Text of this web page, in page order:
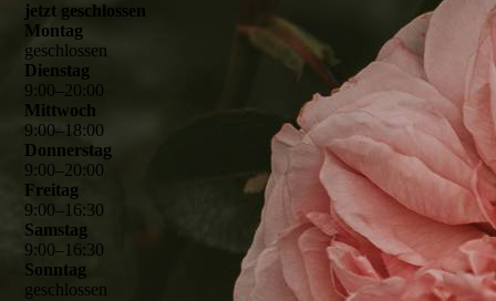
jetzt geschlossen
Montag
geschlossen
Dienstag
9:00–20:00
Mittwoch
9:00– 18:00
Donnerstag
9:00–20:00
Freitag
9:00– 16:30
Samstag
9:00– 16:30
Sonntag
geschlossen